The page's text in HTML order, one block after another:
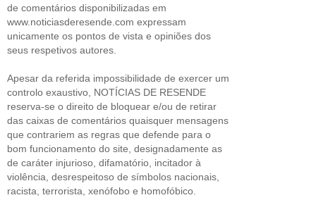
de comentários disponibilizadas em
www.noticiasderesende.com expressam
unicamente os pontos de vista e opiniões dos
seus respetivos autores.
Apesar da referida impossibilidade de exercer um
controlo exaustivo, NOTÍCIAS DE RESENDE
reserva-se o direito de bloquear e/ou de retirar
das caixas de comentários quaisquer mensagens
que contrariem as regras que defende para o
bom funcionamento do site, designadamente as
de caráter injurioso, difamatório, incitador à
violência, desrespeitoso de símbolos nacionais,
racista, terrorista, xenófobo e homofóbico.